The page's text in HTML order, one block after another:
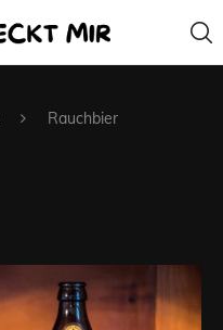
Rauchbier